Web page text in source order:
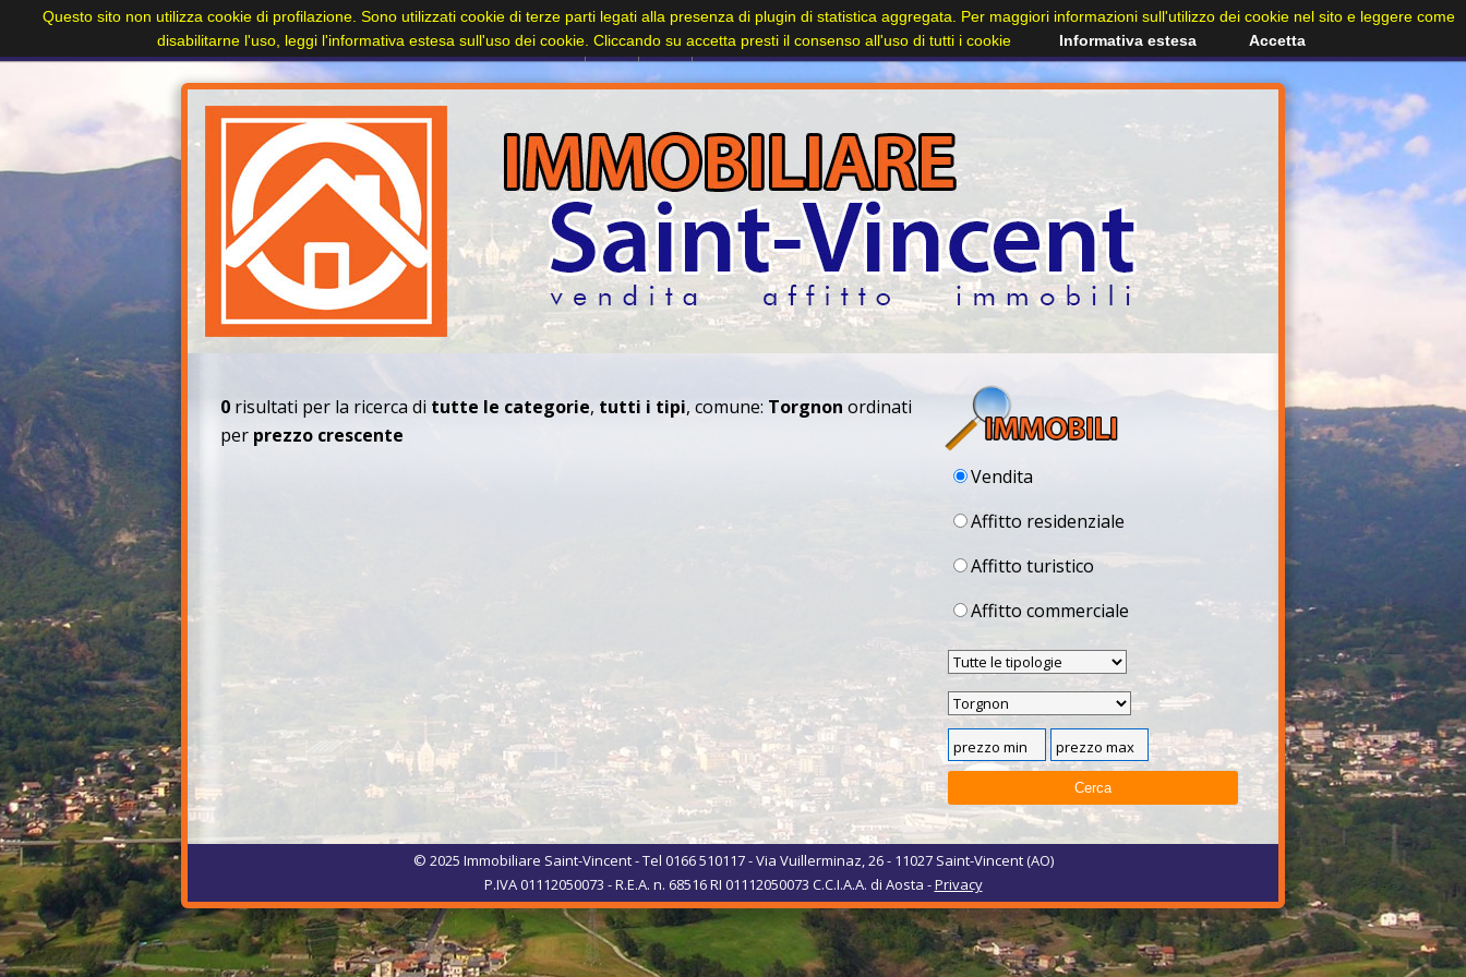
Home
+
Paesi Immobili Cerca immobile Contatti
0 risultati per la ricerca di tutte le categorie, tutti i tipi, comune: Torgnon ordinati
per prezzo crescente
Vendita
Affitto residenziale
Affitto turistico
Affitto commerciale
© 2025 Immobiliare Saint-Vincent - Tel 0166 510117 - Via Vuillerminaz, 26 - 11027 Saint-Vincent (AO)
P.IVA 01112050073 - R.E.A. n. 68516 RI 01112050073 C.C.I.A.A. di Aosta -Privacy
Questo sito non utilizza cookie di profilazione. Sono utilizzati cookie di terze parti legati alla presenza di plugin di statistica aggregata. Per maggiori informazioni sull'utilizzo dei cookie nel sito e leggere come
disabilitarne l'uso, leggi l'informativa estesa sull'uso dei cookie. Cliccando su accetta presti il consenso all'uso di tutti i cookie
Informativa estesa Accetta